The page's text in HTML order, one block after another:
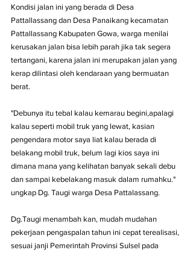
Kondisi jalan ini yang berada di Desa
Pattallassang dan Desa Panaikang kecamatan
Pattallassang Kabupaten Gowa, warga menilai
kerusakan jalan bisa lebih parah jika tak segera
tertangani, karena jalan ini merupakan jalan yang
kerap dilintasi oleh kendaraan yang bermuatan
berat.
"Debunya itu tebal kalau kemarau begini,apalagi
kalau seperti mobil truk yang lewat, kasian
pengendara motor saya liat kalau berada di
belakang mobil truk, belum lagi kios saya ini
dimana mana yang kelihatan banyak sekali debu
dan sampai kebelakang masuk dalam rumahku."
ungkap Dg. Taugi warga Desa Pattalassang.
Dg.Taugi menambah kan, mudah mudahan
pekerjaan pengaspalan tahun ini cepat terealisasi,
sesuai janji Pemerintah Provinsi Sulsel pada